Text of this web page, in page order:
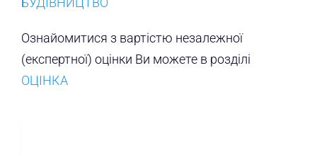
Ознайомитися з вартістю незалежної
(експертної) оцінки Ви можете в розділі
ОЦІНКА